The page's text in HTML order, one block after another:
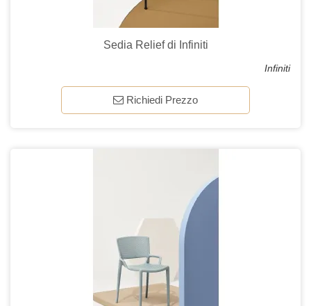
Sedia Relief di Infiniti
Infiniti
Richiedi Prezzo